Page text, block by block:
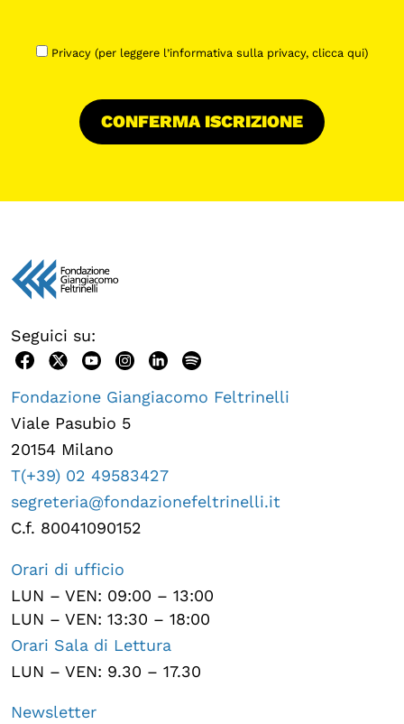
Privacy (per leggere l’informativa sulla privacy, clicca qui)
Seguici su:
Fondazione Giangiacomo Feltrinelli
Viale Pasubio 5
20154 Milano
T(+39) 02 49583427
segreteria@fondazionefeltrinelli.it
C.f. 80041090152
Orari di ufficio
LUN – VEN: 09:00 – 13:00
LUN – VEN: 13:30 – 18:00
Orari Sala di Lettura
LUN – VEN: 9.30 – 17.30
Newsletter